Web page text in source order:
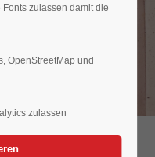
zulassen damit die
OpenStreetMap und
zulassen